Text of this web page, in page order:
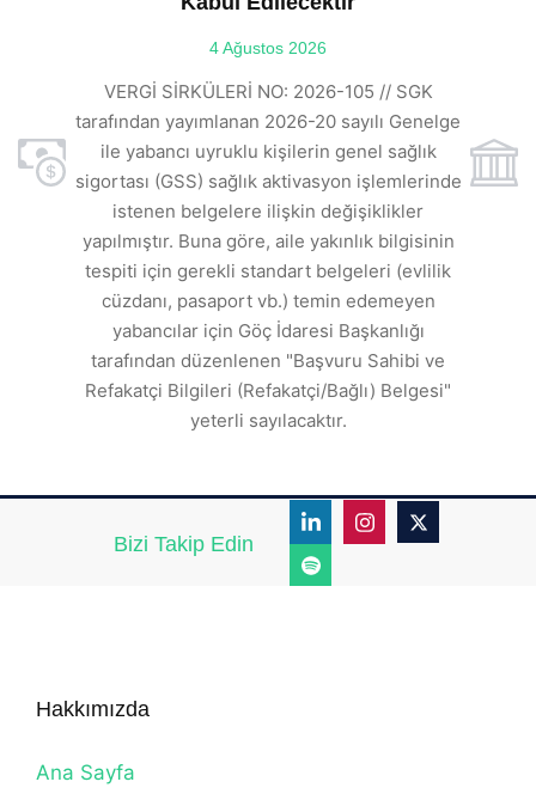
4 Ağustos 2026
VERGİ SİRKÜLERİ NO: 2026-105 // SGK
tarafından yayımlanan 2026-20 sayılı Genelge
ile yabancı uyruklu kişilerin genel sağlık
sigortası (GSS) sağlık aktivasyon işlemlerinde
istenen belgelere ilişkin değişiklikler
yapılmıştır. Buna göre, aile yakınlık bilgisinin
tespiti için gerekli standart belgeleri (evlilik
cüzdanı, pasaport vb.) temin edemeyen
yabancılar için Göç İdaresi Başkanlığı
tarafından düzenlenen "Başvuru Sahibi ve
Refakatçi Bilgileri (Refakatçi/Bağlı) Belgesi"
yeterli sayılacaktır.
Bizi Takip Edin
Hakkımızda
Ana Sayfa